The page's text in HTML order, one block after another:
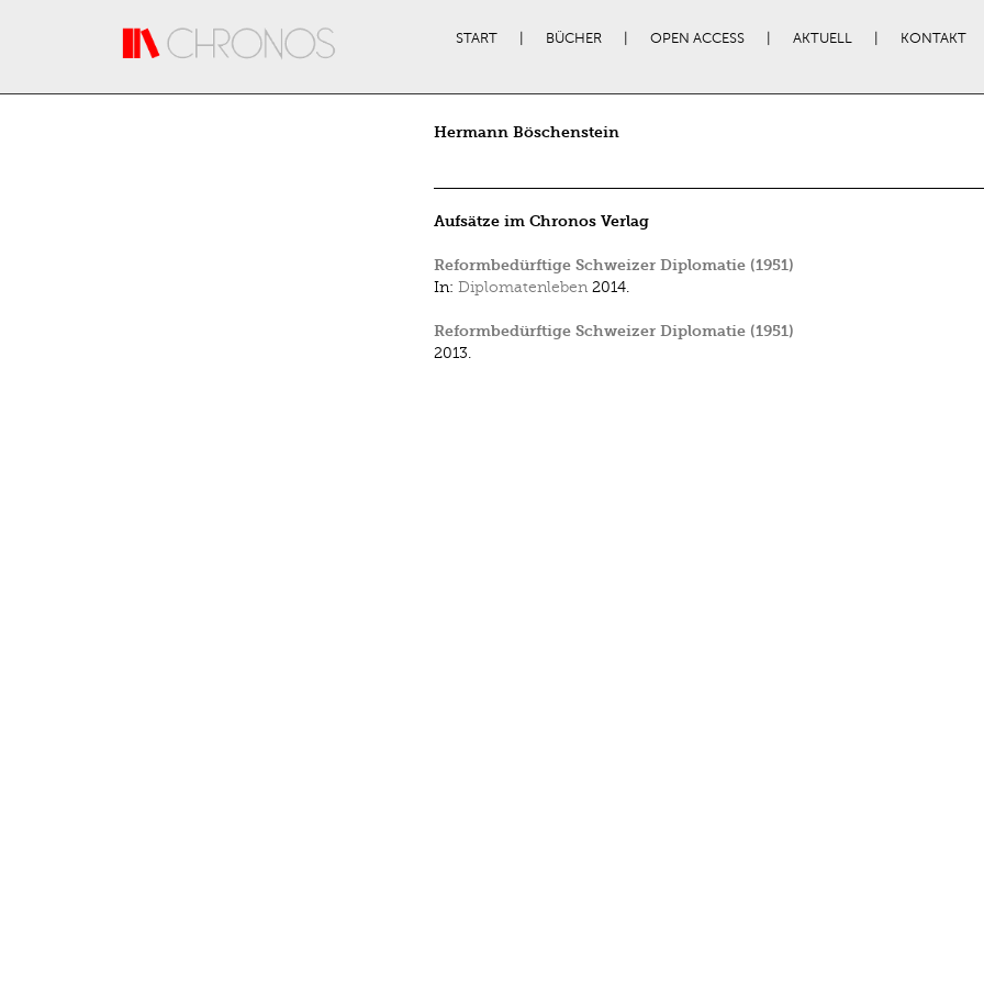
START BÜCHER OPEN ACCESS AKTUELL KONTAKT
Hermann Böschenstein
Aufsätze im Chronos Verlag
Reformbedürftige Schweizer Diplomatie (1951)
In: Diplomatenleben 2014.
Reformbedürftige Schweizer Diplomatie (1951)
2013.